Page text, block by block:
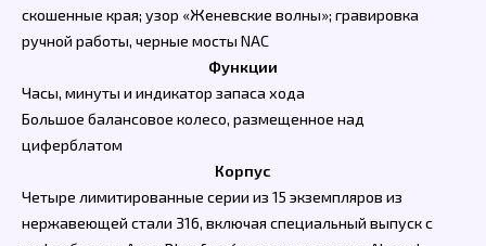
скошенные края; узор «Женевские волны»; гравировка
ручной работы, черные мосты NAC
Функции
Часы, минуты и индикатор запаса хода
Большое балансовое колесо, размещенное над
циферблатом
Корпус
Четыре лимитированные серии из 15 экземпляров из
нержавеющей стали 316, включая специальный выпуск с